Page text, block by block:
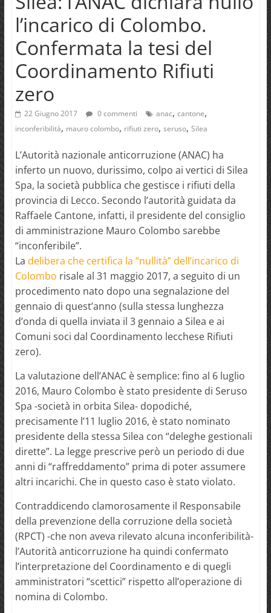
l’incarico di Colombo.
Confermata la tesi del
Coordinamento Rifiuti
zero
22 Giugno 2017 0 commenti anac, cantone,
inconferibilità, mauro colombo, rifiuti zero, seruso, Silea
L’Autorità nazionale anticorruzione (ANAC) ha
inferto un nuovo, durissimo, colpo ai vertici di Silea
Spa, la società pubblica che gestisce i rifiuti della
provincia di Lecco. Secondo l’autorità guidata da
Raffaele Cantone, infatti, il presidente del consiglio
di amministrazione Mauro Colombo sarebbe
“inconferibile”.
La delibera che certifica la “nullità” dell’incarico di
Colombo risale al 31 maggio 2017, a seguito di un
procedimento nato dopo una segnalazione del
gennaio di quest’anno (sulla stessa lunghezza
d’onda di quella inviata il 3 gennaio a Silea e ai
Comuni soci dal Coordinamento lecchese Rifiuti
zero).
La valutazione dell’ANAC è semplice: fino al 6 luglio
2016, Mauro Colombo è stato presidente di Seruso
Spa -società in orbita Silea- dopodiché,
precisamente l’11 luglio 2016, è stato nominato
presidente della stessa Silea con “deleghe gestionali
dirette”. La legge prescrive però un periodo di due
anni di “raffreddamento” prima di poter assumere
altri incarichi. Che in questo caso è stato violato.
Contraddicendo clamorosamente il Responsabile
della prevenzione della corruzione della società
(RPCT) -che non aveva rilevato alcuna inconferibilità-
l’Autorità anticorruzione ha quindi confermato
l’interpretazione del Coordinamento e di quegli
amministratori “scettici” rispetto all’operazione di
nomina di Colombo.